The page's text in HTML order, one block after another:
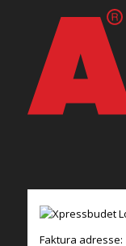
Faktura adresse: